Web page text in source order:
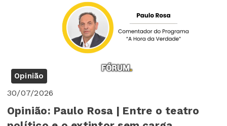
Opinião
30/07/2026
Opinião: Paulo Rosa | Entre o teatro